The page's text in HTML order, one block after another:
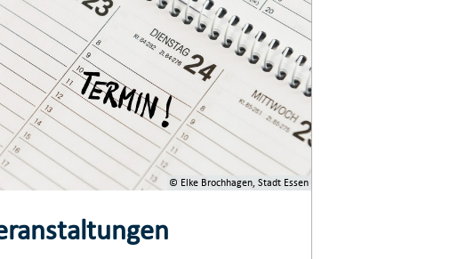
© Elke Brochhagen, Stadt Essen